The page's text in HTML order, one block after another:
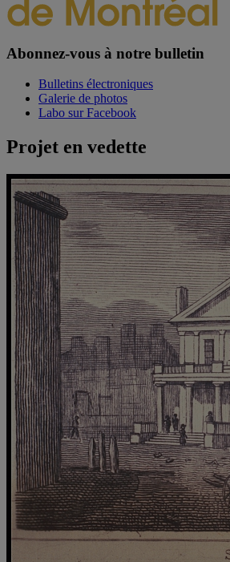
Abonnez-vous à notre bulletin
Bulletins électroniques
Galerie de photos
Labo sur Facebook
Projet en vedette